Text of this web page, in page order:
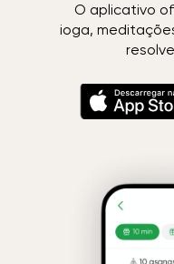
O aplicativo
ioga,